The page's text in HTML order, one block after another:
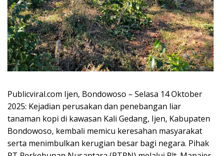
Publicviral.com Ijen, Bondowoso – Selasa 14 Oktober
2025: Kejadian perusakan dan penebangan liar
tanaman kopi di kawasan Kali Gedang, Ijen, Kabupaten
Bondowoso, kembali memicu keresahan masyarakat
serta menimbulkan kerugian besar bagi negara. Pihak